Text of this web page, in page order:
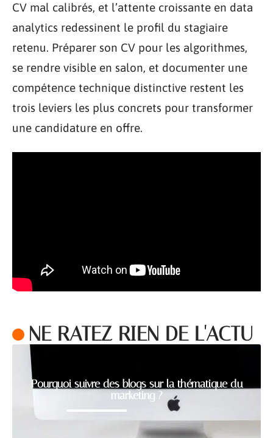
CV mal calibrés, et l’attente croissante en data
analytics redessinent le profil du stagiaire
retenu. Préparer son CV pour les algorithmes,
se rendre visible en salon, et documenter une
compétence technique distinctive restent les
trois leviers les plus concrets pour transformer
une candidature en offre.
NE RATEZ RIEN DE L'ACTU
Pourquoi suivre des blogs sur la thématique du
marketing ?